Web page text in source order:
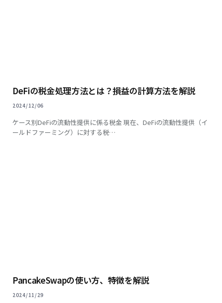
DeFiの税金処理方法とは？損益の計算方法を解説
2024/12/06
ケース別DeFiの流動性提供に係る税金 現在、DeFiの流動性提供（イ
ールドファーミング）に対する税…
PancakeSwapの使い方、特徴を解説
2024/11/29